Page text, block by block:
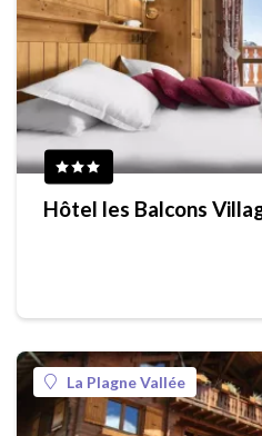
Hôtel les Balcons
La Plagne Vallée